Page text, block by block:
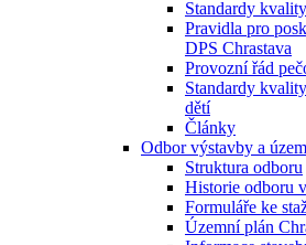
Standardy
Pravidla pro
DPS Chrastava
Provozní řád
Standardy
dětí
Články
Odbor výstavby a
Struktura odboru
Historie odboru
Formuláře ke
Územní plán